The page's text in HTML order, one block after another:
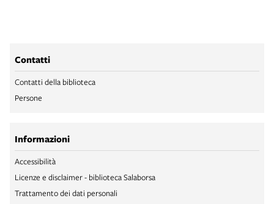
Contatti
Contatti della biblioteca
Persone
Informazioni
Accessibilità
Licenze e disclaimer - biblioteca Salaborsa
Trattamento dei dati personali